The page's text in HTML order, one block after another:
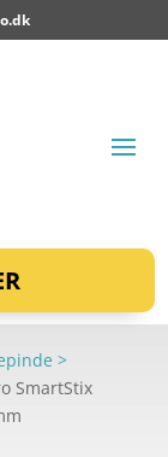
>
SmartStix